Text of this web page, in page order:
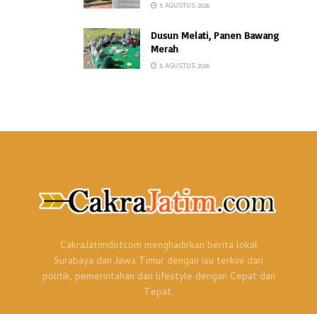
5 AGUSTUS 2026
Dusun Melati, Panen Bawang
Merah
5 AGUSTUS 2026
CakraJatimdotcom menghadirkan berita lokal
Surabaya dan Jawa Timur dengan isu terkini dari
politik, pemerintahan dan lifestyle dengan Cepat dan
Tepat.